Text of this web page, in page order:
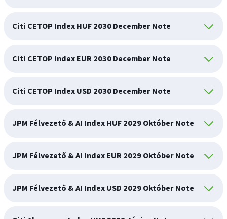
Citi CETOP Index HUF 2030 December Note
Citi CETOP Index EUR 2030 December Note
Citi CETOP Index USD 2030 December Note
JPM Félvezető & AI Index HUF 2029 Október Note
JPM Félvezető & AI Index EUR 2029 Október Note
JPM Félvezető & AI Index USD 2029 Október Note